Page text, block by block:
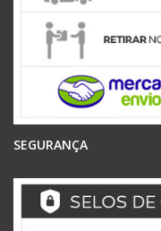
SEGURANÇA